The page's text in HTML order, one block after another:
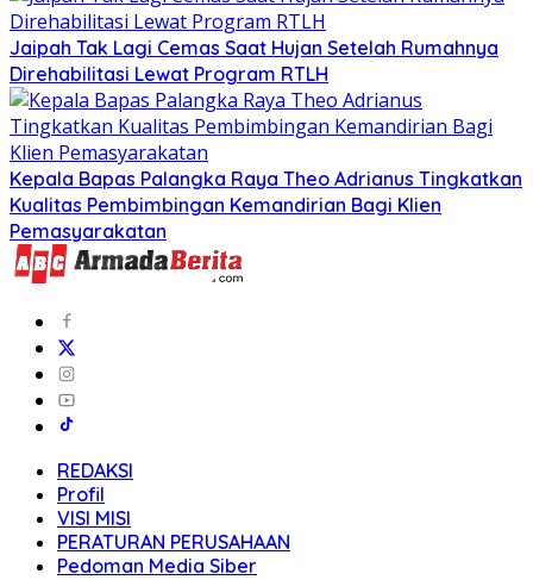
Jaipah Tak Lagi Cemas Saat Hujan Setelah Rumahnya
Direhabilitasi Lewat Program RTLH
Kepala Bapas Palangka Raya Theo Adrianus Tingkatkan
Kualitas Pembimbingan Kemandirian Bagi Klien
Pemasyarakatan
REDAKSI
Profil
VISI MISI
PERATURAN PERUSAHAAN
Pedoman Media Siber